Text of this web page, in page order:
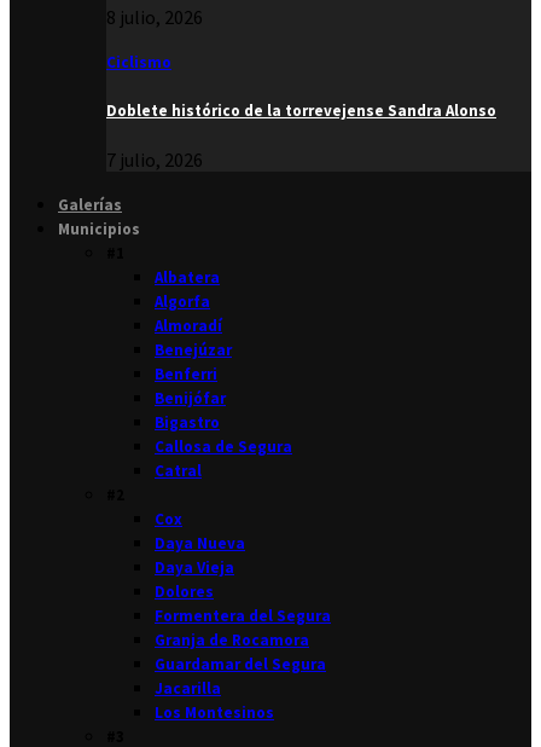
8 julio, 2026
Ciclismo
Doblete histórico de la torrevejense Sandra Alonso
7 julio, 2026
Galerías
Municipios
Albatera
Algorfa
Almoradí
Benejúzar
Benferri
Benijófar
Bigastro
Callosa de Segura
Catral
Cox
Daya Nueva
Daya Vieja
Dolores
Formentera del Segura
Granja de Rocamora
Guardamar del Segura
Jacarilla
Los Montesinos